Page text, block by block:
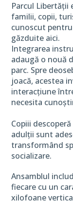
Parcul Libertății
familii, copii,
cunoscut
găzduite aici.
Integrarea
adaugă o nouă
parc. Spre
joacă, acestea
interacțiune
necesita
Copiii
adulții sunt
transformând
socializare.
Ansamblul
fiecare cu un
xilofoane